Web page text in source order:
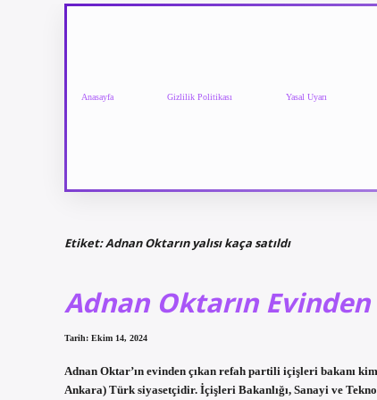
Anasayfa Gizlilik Politikası Yasal Uyarı
Etiket:Adnan Oktarın yalısı kaça satıldı
Adnan Oktarın
Tarih: Ekim 14, 2024
Adnan Oktar’ın evinden çıkan refah partili içişleri bakanı
Ankara) Türk siyasetçidir. İçişleri Bakanlığı, Sanayi ve